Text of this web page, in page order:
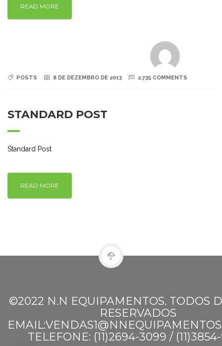
READ MORE
POSTS 8 DE DEZEMBRO DE 2013 2.735 COMMENTS
STANDARD POST
Standard Post
READ MORE
©2022 N.N EQUIPAMENTOS. TODOS
RESERVADOS
TELEFONE: (11)2694-3099 /